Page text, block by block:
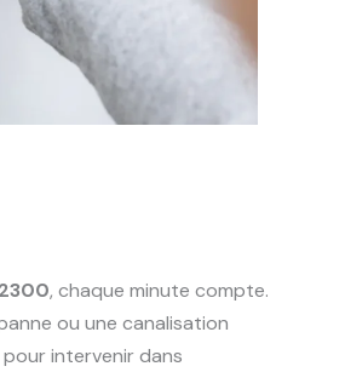
, chaque minute compte.
ou une canalisation
intervenir dans